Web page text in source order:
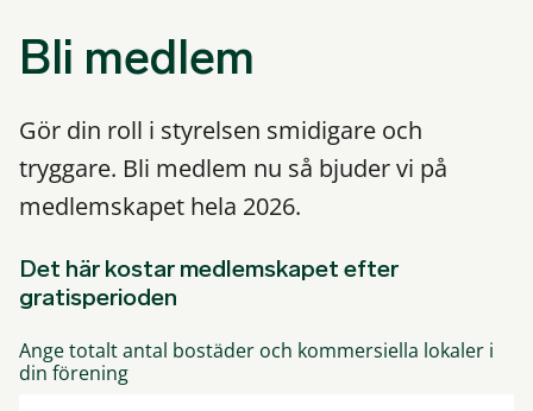
Bli medlem
Gör din roll i styrelsen smidigare och
tryggare. Bli medlem nu så bjuder vi på
medlemskapet hela 2026.
Det här kostar medlemskapet efter
gratisperioden
Ange totalt antal bostäder och kommersiella lokaler i
din förening